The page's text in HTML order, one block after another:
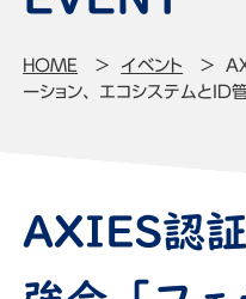
HOME イベント
ーション、エコシステムとID
AXIES認